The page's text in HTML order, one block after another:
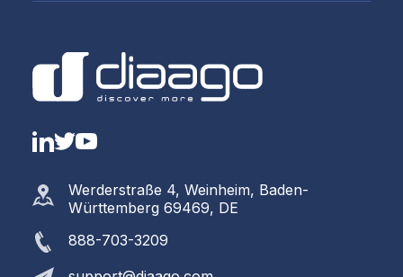
LinkedIn
Twitter
YouTube
Werderstraße 4, Weinheim, Baden-
Württemberg 69469, DE
888-703-3209